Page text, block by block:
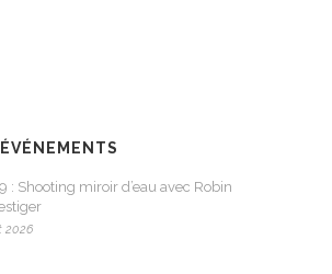
: Shooting miroir d’eau avec Robin
2026